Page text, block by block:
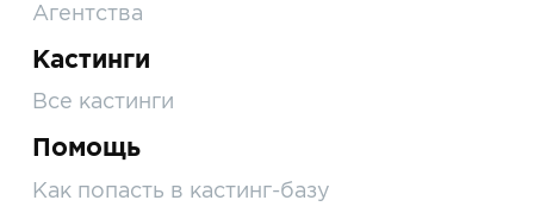
Агентства
Кастинги
Все кастинги
Помощь
Как попасть в кастинг-базу